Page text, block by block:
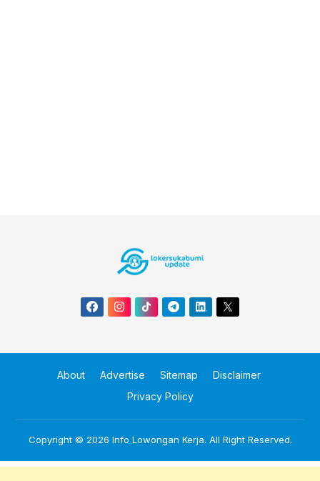
About Advertise Sitemap
Disclaimer
Privacy Policy
Copyright © 2026 Info Lowongan Kerja. All Right Reserved.